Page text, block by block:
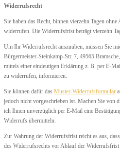
Widerrufsrecht
Sie haben das Recht, binnen vierzehn Tagen
widerrufen. Die Widerrufsfrist beträgt vierzehn
Um Ihr Widerrufsrecht auszuüben, müssen Sie
Bürgermeister-Steinkamp-Str. 7, 49565
mittels einer eindeutigen Erklärung z. B. per E-
zu widerrufen, informieren.
Sie können dafür das Muster-Widerrufsformular
jedoch nicht vorgeschrieben ist. Machen Sie von
ich Ihnen unverzüglich per E-Mail eine
Widerrufs übermitteln.
Zur Wahrung der Widerrufsfrist reicht es aus,
des Widerrufsrechts vor Ablauf der Widerrufsfrist